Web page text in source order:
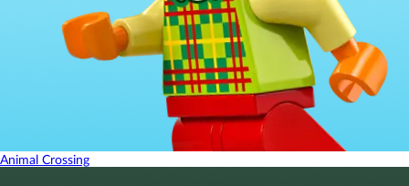
Animal Crossing